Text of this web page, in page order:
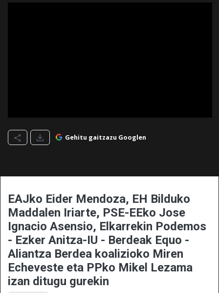
Gehitu gaitzazu Googlen
EAJko Eider Mendoza, EH Bilduko
Maddalen Iriarte, PSE-EEko Jose
Ignacio Asensio, Elkarrekin Podemos
- Ezker Anitza-IU - Berdeak Equo -
Aliantza Berdea koalizioko Miren
Echeveste eta PPko Mikel Lezama
izan ditugu gurekin